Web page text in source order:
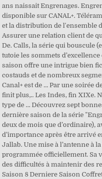
ans naissait Engrenages.
disponible sur CANAL+.
et la distribution de l'ensemble
Assurer une relation client de
De. Calls, la série qui bouscule
tutoie les sommets
saison offre une intrigue bien
costauds et de nombreux
Canal+ est de … Par une soirée
finit plus,.. Les Indes, fin XIXe.
type de … Découvrez sept
dernière saison de la série
deux de mois que d’ordinaire),
d’importance après être arrivé
Jallab. Une mise à l’antenne à
programmée officiellement. Sa
des difficultés à maintenir des
Saison 8 Derniere Saison